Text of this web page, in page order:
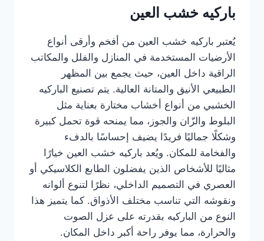
باركيه خشب العين
يُعتبر باركيه خشب العين من أفخم وأرقى أنواع
الأرضيات المستخدمة في المنازل والفلل والمكاتب
الراقية داخل العين، حيث يجمع بين المظهر
الطبيعي الأنيق والمتانة العالية. يتم تصنيع الباركيه
الخشبي من أنواع أخشاب مختارة بعناية مثل
البلوط والزّان والجوز، مما يمنحه قوة تحمل كبيرة
وشكلًا جماليًا فريدًا يضيف إحساسًا بالدفء
والفخامة للمكان. ويُعد باركيه خشب العين خيارًا
مثاليًا للأشخاص الذين يفضلون الطابع الكلاسيكي أو
العصري في التصميم الداخلي، نظرًا لتنوع ألوانه
ونقوشه التي تناسب مختلف الأذواق. كما يتميز هذا
النوع من الباركيه بقدرته على عزل الصوت
والحرارة، مما يوفر راحة أكبر داخل المكان.